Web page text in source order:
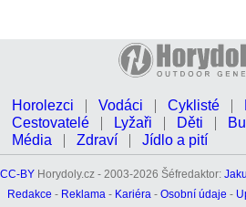
Horolezci Vodáci Cyklisté
Cestovatelé
Lyžaři Děti
Média
Zdraví Jídlo a pití
CC-BY Horydoly.cz - 2003-2026 Šéfredaktor:
Redakce - Reklama - Kariéra - Osobní údaje -